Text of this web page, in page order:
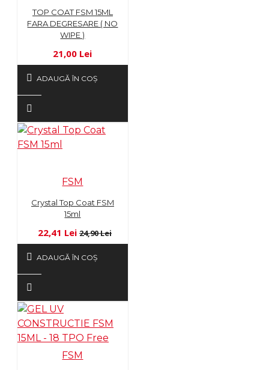
TOP COAT FSM 15ML
FARA DEGRESARE ( NO
WIPE )
21,00 Lei
ADAUGĂ ÎN COŞ
FSM
Crystal Top Coat FSM
15ml
22,41 Lei 24,90 Lei
ADAUGĂ ÎN COŞ
FSM